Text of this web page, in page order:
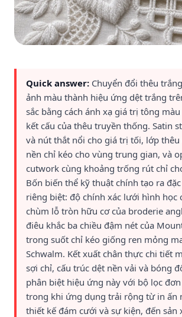
Quick answer: Chuyển đổi thêu
ảnh màu thành hiệu ứng dệt trắng
sắc bằng cách ánh xạ giá trị tông
kết cấu của thêu truyền thống. Satin
và nút thắt nổi cho giá trị tối, lớp
nền chỉ kéo cho vùng trung gian, và
cutwork cùng khoảng trống rút chỉ
Bốn biến thể kỹ thuật chính tạo ra
riêng biệt: độ chính xác lưới hình học
chùm lỗ tròn hữu cơ của broderie
điêu khắc ba chiều đậm nét của
trong suốt chỉ kéo giống ren mỏng
Schwalm. Kết xuất chân thực chi tiết
sợi chỉ, cấu trúc dệt nền vải và bóng
phân biệt hiệu ứng này với bộ lọc đơn
trong khi ứng dụng trải rộng từ in ấn
thiết kế đám cưới và sự kiện, đến sản